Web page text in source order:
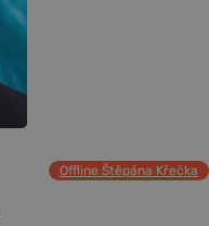
Offline Štěpána Křečka